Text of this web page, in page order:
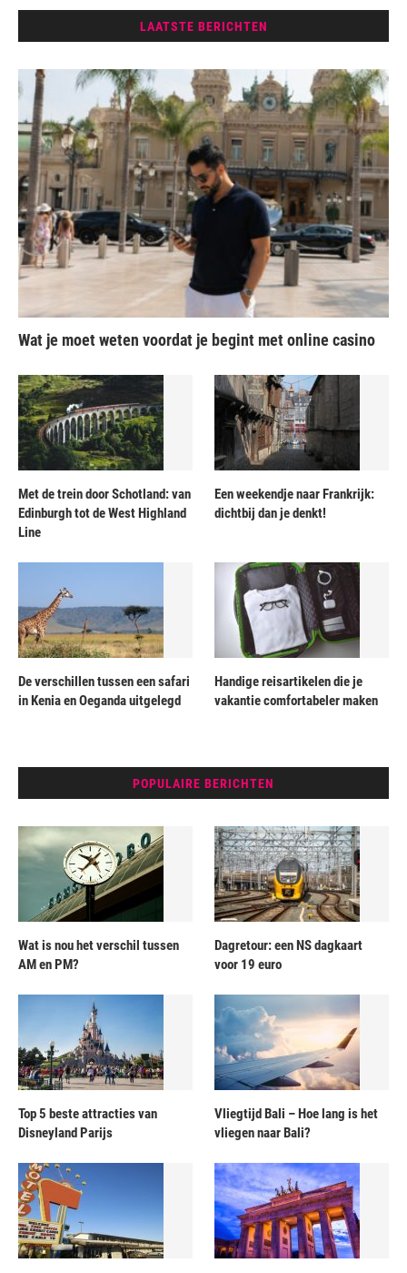
LAATSTE BERICHTEN
Wat je moet weten voordat je begint met online casino
Met de trein door Schotland: van
Edinburgh tot de West Highland
Line
Een weekendje naar Frankrijk:
dichtbij dan je denkt!
De verschillen tussen een safari
in Kenia en Oeganda uitgelegd
Handige reisartikelen die je
vakantie comfortabeler maken
POPULAIRE BERICHTEN
Wat is nou het verschil tussen
AM en PM?
Dagretour: een NS dagkaart
voor 19 euro
Top 5 beste attracties van
Disneyland Parijs
Vliegtijd Bali – Hoe lang is het
vliegen naar Bali?